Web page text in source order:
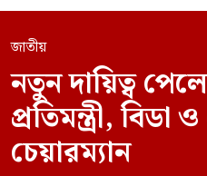
জাতীয়
নতুন দায়িত্ব
প্রতিমন্ত্রী,
চেয়ারম্যান